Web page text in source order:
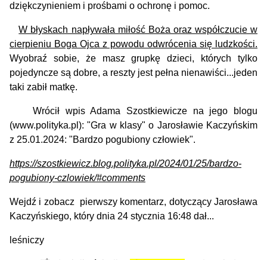
dziękczynieniem i prośbami o ochronę i pomoc.
W błyskach napływała miłość Boża oraz współczucie w
cierpieniu Boga Ojca z powodu odwrócenia się ludzkości.
Wyobraź sobie, że masz grupkę dzieci, których tylko
pojedyncze są dobre, a reszty jest pełna nienawiści...jeden
taki zabił matkę.
Wrócił wpis Adama Szostkiewicze na jego blogu
(www.polityka.pl): "Gra w klasy" o Jarosławie Kaczyńskim
z 25.01.2024: "Bardzo pogubiony człowiek".
https://szostkiewicz.blog.polityka.pl/2024/01/25/bardzo-
pogubiony-czlowiek/#comments
Wejdź i zobacz pierwszy komentarz, dotyczący Jarosława
Kaczyńskiego, który dnia 24 stycznia 16:48 dał...
leśniczy